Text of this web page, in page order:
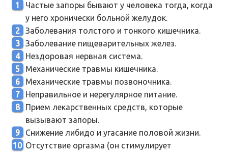
Частые запоры бывают у человека тогда, когда
у него хронически больной желудок.
Заболевания толстого и тонкого кишечника.
Заболевание пищеварительных желез.
Нездоровая нервная система.
Механические травмы кишечника.
Механические травмы позвоночника.
Неправильное и нерегулярное питание.
Прием лекарственных средств, которые
вызывают запоры.
Снижение либидо и угасание половой жизни.
Отсутствие оргазма (он стимулирует